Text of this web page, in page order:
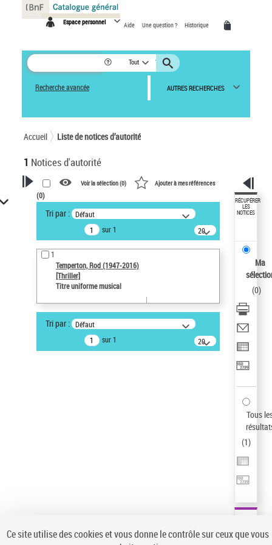
Espace personnel Aide Une question ? Historique
Tout
Recherche avancée AUTRES RECHERCHES
Accueil Liste de notices d’autorité
1 Notices d'autorité
VOTRE RECHERCHE
Recherche avancée dans les
notices d’autorité
Œuvres liées à l'auteur :
Temperton, Rod (1947-2016)
Type de notice d'autorité
Type de notice d'autorité
Voir la sélection (0) Ajouter à mes références
(0)
Tri par : Défaut
sur 1
20
résultats/page
1
Temperton, Rod (1947-2016)
[Thriller]
Titre uniforme musical
Tri par : Défaut
sur 1
20
résultats/page
RÉCUPÉRER
LES
NOTICES
Ma
(0)
Tous
(1)
Panneau de gestion des cookies
Ce site utilise des cookies et vous donne le contrôle sur ceux que vous